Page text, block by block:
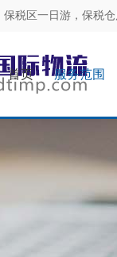
保税区一日游 ， 保税
首页 服务范围